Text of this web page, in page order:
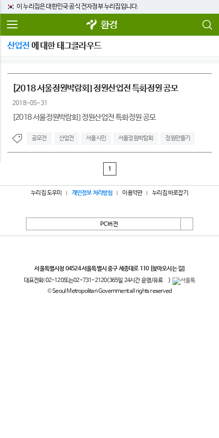
이 누리집은 대한민국 공식 전자정부 누리집입니다.
환경
산업전 에 대한 태그클라우드
[2018 서울정원박람회] 정원산업전 특화정원 공모
2018-05-31
[2018 서울정원박람회] 정원산업전 특화정원 공모
공모전 산업전 서울시민 서울정원박람회 정원만들기
1
누리집 도우미 개인정보 처리방침 이용약관 누리집 바로잡기
PC버전
서울특별시청 04524 서울특별시 중구 세종대로 110 [찾아오시는 길]
대표전화:02-120또는02-731-2120(365일 24시간 운영/유료
)
© Seoul Metropolitan Government all rights reserved